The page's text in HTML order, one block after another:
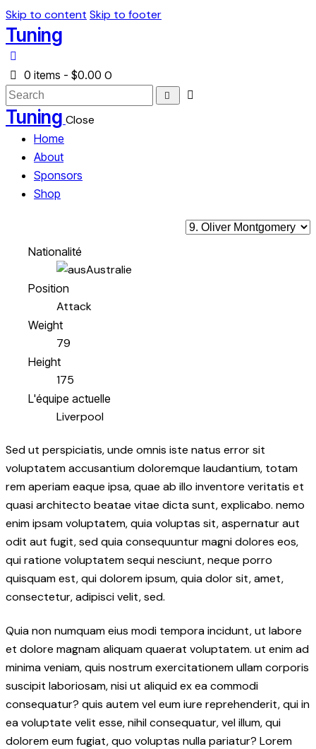
Skip to content Skip to footer
Tuning
0 items - $0.00 0
Search
Tuning Close
Home
About
Sponsors
Shop
Nationalité
Australie
Position
Attack
Weight
79
Height
175
L'équipe actuelle
Liverpool
Sed ut perspiciatis, unde omnis iste natus error sit
voluptatem accusantium doloremque laudantium, totam
rem aperiam eaque ipsa, quae ab illo inventore veritatis et
quasi architecto beatae vitae dicta sunt, explicabo. nemo
enim ipsam voluptatem, quia voluptas sit, aspernatur aut
odit aut fugit, sed quia consequuntur magni dolores eos,
qui ratione voluptatem sequi nesciunt, neque porro
quisquam est, qui dolorem ipsum, quia dolor sit, amet,
consectetur, adipisci velit, sed.
Quia non numquam eius modi tempora incidunt, ut labore
et dolore magnam aliquam quaerat voluptatem. ut enim ad
minima veniam, quis nostrum exercitationem ullam corporis
suscipit laboriosam, nisi ut aliquid ex ea commodi
consequatur? quis autem vel eum iure reprehenderit, qui in
ea voluptate velit esse, nihil consequatur, vel illum, qui
dolorem eum fugiat, quo voluptas nulla pariatur? Lorem